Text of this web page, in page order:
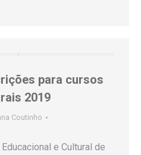
para cursos
2019
Coutinho
e Cultural de